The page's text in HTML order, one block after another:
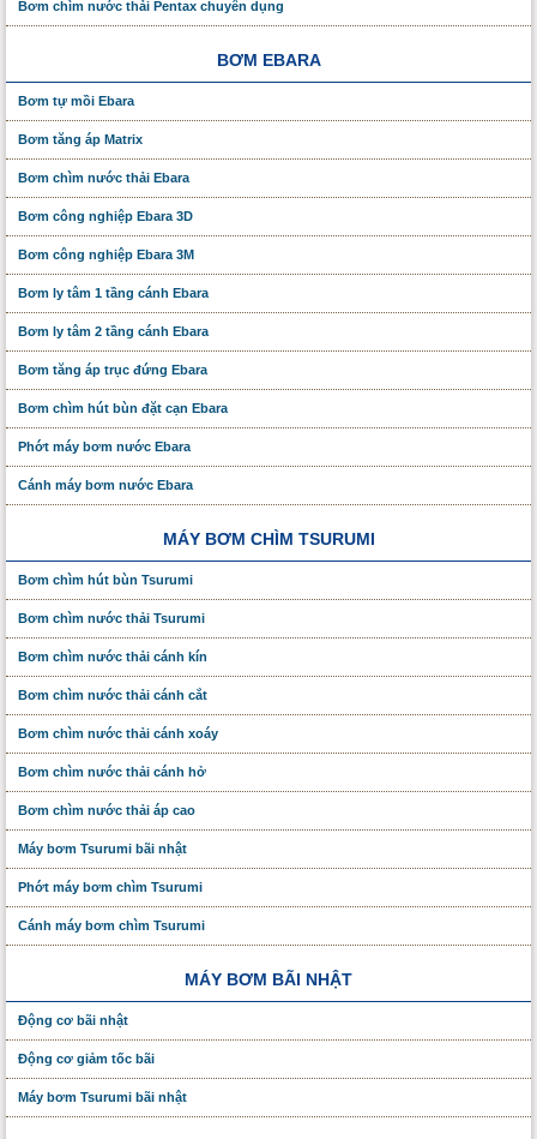
Bơm chìm nước thải Pentax chuyên dụng
BƠM EBARA
Bơm tự mồi Ebara
Bơm tăng áp Matrix
Bơm chìm nước thải Ebara
Bơm công nghiệp Ebara 3D
Bơm công nghiệp Ebara 3M
Bơm ly tâm 1 tầng cánh Ebara
Bơm ly tâm 2 tầng cánh Ebara
Bơm tăng áp trục đứng Ebara
Bơm chìm hút bùn đặt cạn Ebara
Phớt máy bơm nước Ebara
Cánh máy bơm nước Ebara
MÁY BƠM CHÌM TSURUMI
Bơm chìm hút bùn Tsurumi
Bơm chìm nước thải Tsurumi
Bơm chìm nước thải cánh kín
Bơm chìm nước thải cánh cắt
Bơm chìm nước thải cánh xoáy
Bơm chìm nước thải cánh hở
Bơm chìm nước thải áp cao
Máy bơm Tsurumi bãi nhật
Phớt máy bơm chìm Tsurumi
Cánh máy bơm chìm Tsurumi
MÁY BƠM BÃI NHẬT
Động cơ bãi nhật
Động cơ giảm tốc bãi
Máy bơm Tsurumi bãi nhật